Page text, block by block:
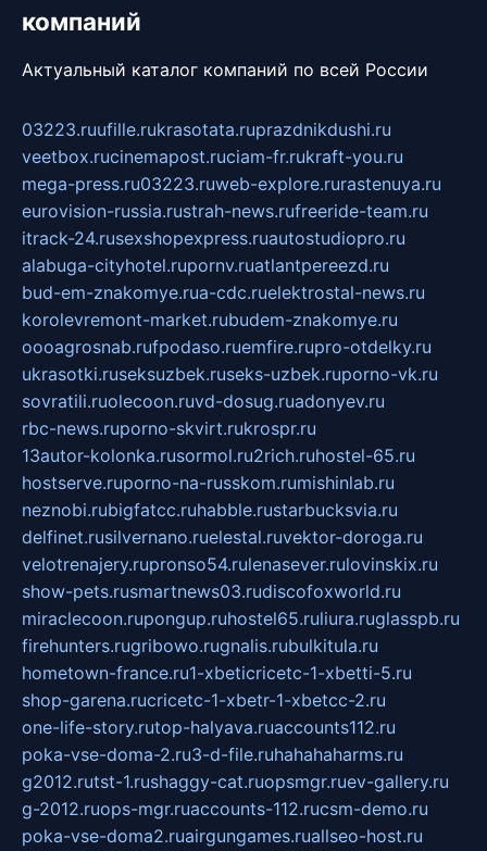
компаний
Актуальный каталог компаний по всей России
03223.ruufille.rukrasotata.ruprazdnikdushi.ru
veetbox.rucinemapost.ruciam-fr.rukraft-you.ru
mega-press.ru03223.ruweb-explore.rurastenuya.ru
eurovision-russia.rustrah-news.rufreeride-team.ru
itrack-24.rusexshopexpress.ruautostudiopro.ru
alabuga-cityhotel.rupornv.ruatlantpereezd.ru
bud-em-znakomye.rua-cdc.ruelektrostal-news.ru
korolevremont-market.rubudem-znakomye.ru
oooagrosnab.rufpodaso.ruemfire.rupro-otdelky.ru
ukrasotki.ruseksuzbek.ruseks-uzbek.ruporno-vk.ru
sovratili.ruolecoon.ruvd-dosug.ruadonyev.ru
rbc-news.ruporno-skvirt.rukrospr.ru
13autor-kolonka.rusormol.ru2rich.ruhostel-65.ru
hostserve.ruporno-na-russkom.rumishinlab.ru
neznobi.rubigfatcc.ruhabble.rustarbucksvia.ru
delfinet.rusilvernano.ruelestal.ruvektor-doroga.ru
velotrenajery.rupronso54.rulenasever.rulovinskix.ru
show-pets.rusmartnews03.rudiscofoxworld.ru
miraclecoon.rupongup.ruhostel65.ruliura.ruglasspb.ru
firehunters.rugribowo.rugnalis.rubulkitula.ru
hometown-france.ru1-xbeticricetc-1-xbetti-5.ru
shop-garena.rucricetc-1-xbetr-1-xbetcc-2.ru
one-life-story.rutop-halyava.ruaccounts112.ru
poka-vse-doma-2.ru3-d-file.ruhahahaharms.ru
g2012.rutst-1.rushaggy-cat.ruopsmgr.ruev-gallery.ru
g-2012.ruops-mgr.ruaccounts-112.rucsm-demo.ru
poka-vse-doma2.ruairgungames.ruallseo-host.ru